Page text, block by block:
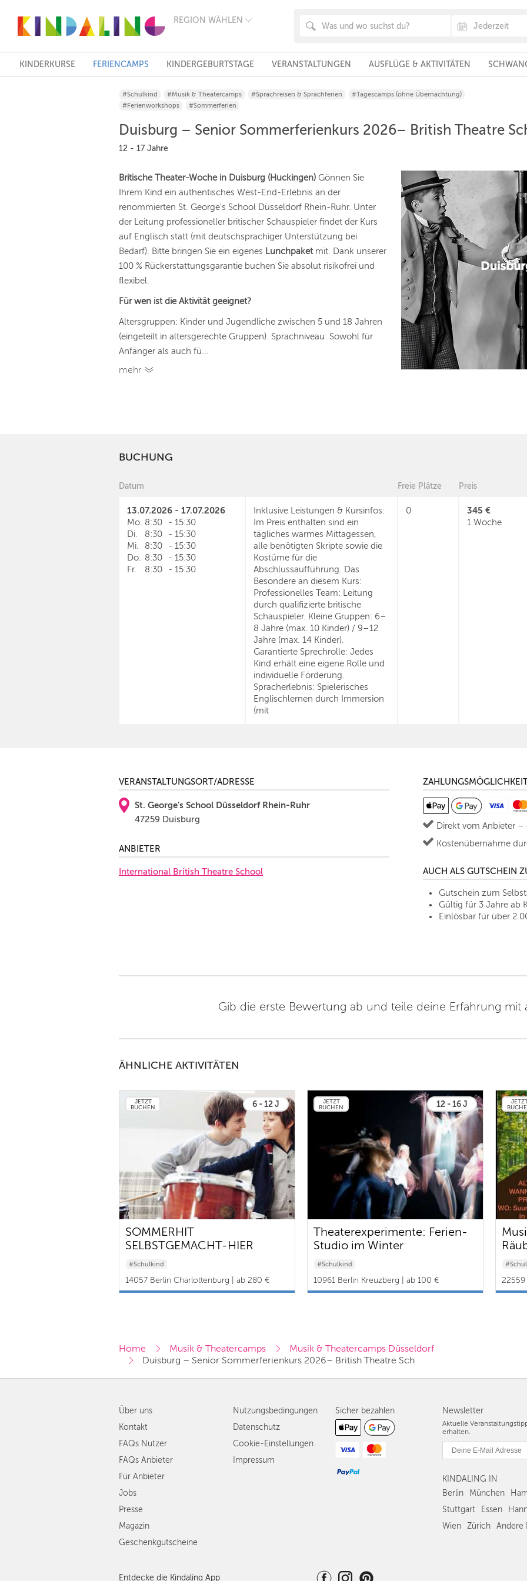
REGION WÄHLEN
FRANKFURT
KÖLN
STUTTGART
HANNOVER
LEIPZIG
ZÜRICH
ANDERE
REGIONEN
KINDERKURSE FERIENCAMPS KINDERGEBURTSTAGE VERANSTALTUNGEN AUSFLÜGE & AKTIVITÄTEN
#Schulkind #Musik & Theatercamps #Sprachreisen & Sprachferien
#Tagescamps (ohne Übernachtung)
#Ferienworkshops
#Sommerferien
Duisburg – Senior Sommerferienkurs 2026– British Theatre
12 - 17 Jahre
Britische Theater-Woche in Duisburg (Huckingen) Gönnen Sie
Ihrem Kind ein authentisches West-End-Erlebnis an der
renommierten St. George's School Düsseldorf Rhein-Ruhr. Unter
der Leitung professioneller britischer Schauspieler findet der Kurs
auf Englisch statt (mit deutschsprachiger Unterstützung bei
Bedarf). Bitte bringen Sie ein eigenes Lunchpaket mit. Dank unserer
100 % Rückerstattungsgarantie buchen Sie absolut risikofrei und
flexibel.
Für wen ist die Aktivität geeignet?
Altersgruppen: Kinder und Jugendliche zwischen 5 und 18 Jahren
(eingeteilt in altersgerechte Gruppen). Sprachniveau: Sowohl für
Anfänger als auch fü...
mehr
BUCHUNG
Datum Freie Plätze Preis
13.07.2026 - 17.07.2026
Mo. 8:30 - 15:30
Di.
8:30 - 15:30
Mi.
8:30 - 15:30
Do.
8:30 - 15:30
Fr.
8:30 - 15:30
Inklusive Leistungen & Kursinfos:
Im Preis enthalten sind ein
tägliches warmes Mittagessen,
alle benötigten Skripte sowie die
Kostüme für die
Abschlussaufführung. Das
Besondere an diesem Kurs:
Professionelles Team: Leitung
durch qualifizierte britische
Schauspieler. Kleine Gruppen: 6–
8 Jahre (max. 10 Kinder) / 9–12
Jahre (max. 14 Kinder).
Garantierte Sprechrolle: Jedes
Kind erhält eine eigene Rolle und
individuelle Förderung.
Spracherlebnis: Spielerisches
Englischlernen durch Immersion
(mit
0 345 €
1 Woche
Direkt vom Anbieter –
Kostenübernahme
AUCH ALS GUTSCHEIN
Gutschein zum
Gültig für 3 Jahre ab
Einlösbar für über
VERANSTALTUNGSORT/ADRESSE
St. George’s School Düsseldorf Rhein-Ruhr
47259 Duisburg
ANBIETER
International British Theatre School
Gib die erste Bewertung ab und teile deine Erfahrung mit
ÄHNLICHE AKTIVITÄTEN
JETZT
BUCHEN
6 - 12 J
SOMMERHIT
SELBSTGEMACHT-HIER
ENTSTEHEN DIE HITS VON
#Schulkind
14057 Berlin Charlottenburg | ab 280 €
JETZT
BUCHEN
12 - 16 J
Theaterexperimente: Ferien-
Studio im Winter
#Schulkind
10961 Berlin Kreuzberg | ab 100 € 22559
Home Musik & Theatercamps
Musik & Theatercamps Düsseldorf
Duisburg – Senior Sommerferienkurs 2026– British Theatre Sch
Newsletter
Aktuelle
erhalten.
KINDALING IN
Berlin
München
Stuttgart
Essen
Wien
Zürich Andere
Über uns
Kontakt
FAQs Nutzer
FAQs Anbieter
Für Anbieter
Jobs
Presse
Magazin
Geschenkgutscheine
Nutzungsbedingungen
Datenschutz
Cookie-Einstellungen
Impressum
Sicher bezahlen
Entdecke die Kindaling App